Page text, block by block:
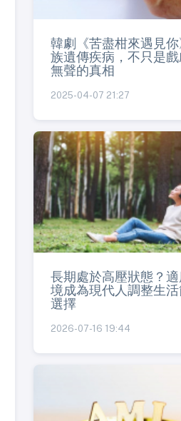
韓劇《苦盡柑來遇見
族遺傳疾病，不只是
無聲的真相
2025-04-07 21:27
長期處於高壓狀態？
境成為現代人調整生
選擇
2026-07-16 19:44